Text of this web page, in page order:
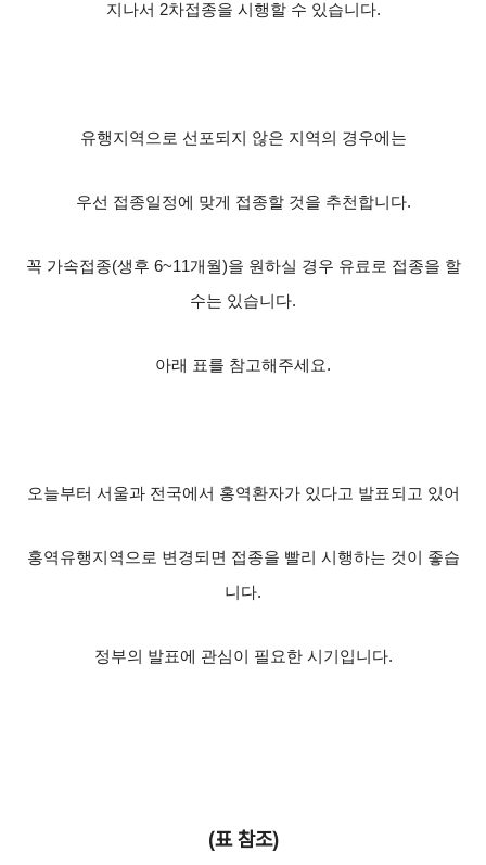
지나서 2차접종을 시행할 수 있습니다.
유행지역으로 선포되지 않은 지역의 경우에는
우선 접종일정에 맞게 접종할 것을 추천합니다.
꼭 가속접종(생후 6~11개월)을 원하실 경우 유료로 접종을 할
수는 있습니다.
아래 표를 참고해주세요.
오늘부터 서울과 전국에서 홍역환자가 있다고 발표되고 있어
홍역유행지역으로 변경되면 접종을 빨리 시행하는 것이 좋습
니다.
정부의 발표에 관심이 필요한 시기입니다.
(표 참조)